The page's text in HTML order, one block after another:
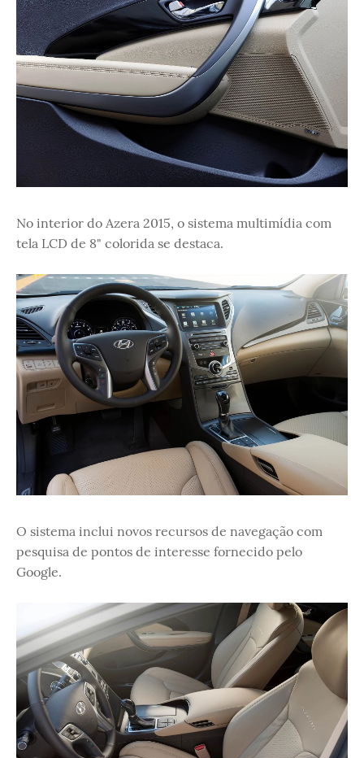
No interior do Azera 2015, o sistema multimídia com
tela LCD de 8" colorida se destaca.
O sistema inclui novos recursos de navegação com
pesquisa de pontos de interesse fornecido pelo
Google.